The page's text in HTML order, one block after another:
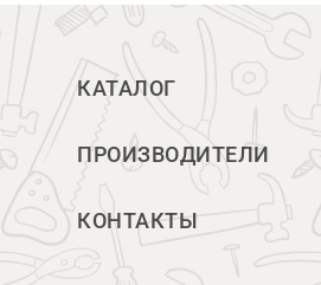
КАТАЛОГ
ПРОИЗВОДИТЕЛИ
КОНТАКТЫ